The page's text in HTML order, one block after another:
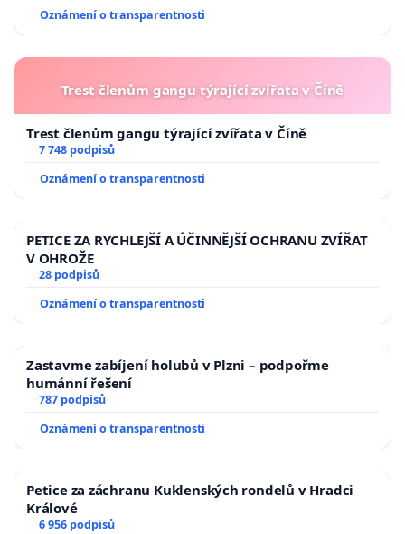
Oznámení o transparentnosti
Trest členům gangu týrající zvířata v Číně
Trest členům gangu týrající zvířata v Číně
7 748 podpisů
Oznámení o transparentnosti
PETICE ZA RYCHLEJŠÍ A ÚČINNĚJŠÍ OCHRANU ZVÍŘAT
V OHROŽE
28 podpisů
Oznámení o transparentnosti
Zastavme zabíjení holubů v Plzni – podpořme
humánní řešení
787 podpisů
Oznámení o transparentnosti
Petice za záchranu Kuklenských rondelů v Hradci
Králové
6 956 podpisů